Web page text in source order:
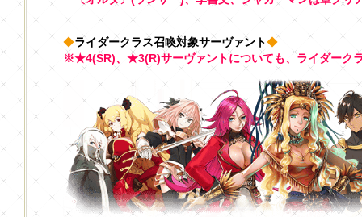
◆ライダークラス召喚対象サーヴァント◆
※★4(SR)、★3(R)サーヴァントについても、ライダーク